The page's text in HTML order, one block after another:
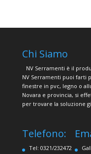
Chi Siamo
NV Serramenti è il
NV Serramenti puoi farti
finestre in pvc, legno o
Novara e provincia, si
per trovare la soluzione
Telefono:
Tel: 0321/232472